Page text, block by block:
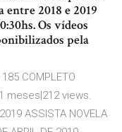
2018 e 2019
Os vídeos
pela
COMPLETO
meses|212 views.
ASSISTA NOVELA